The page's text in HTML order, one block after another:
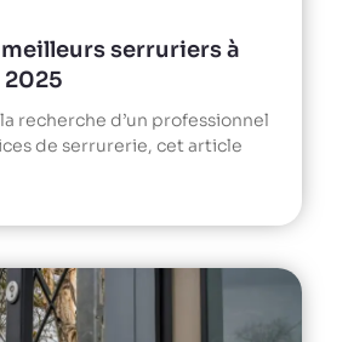
serruriers à
2025
recherche d’un professionnel
de serrurerie, cet article